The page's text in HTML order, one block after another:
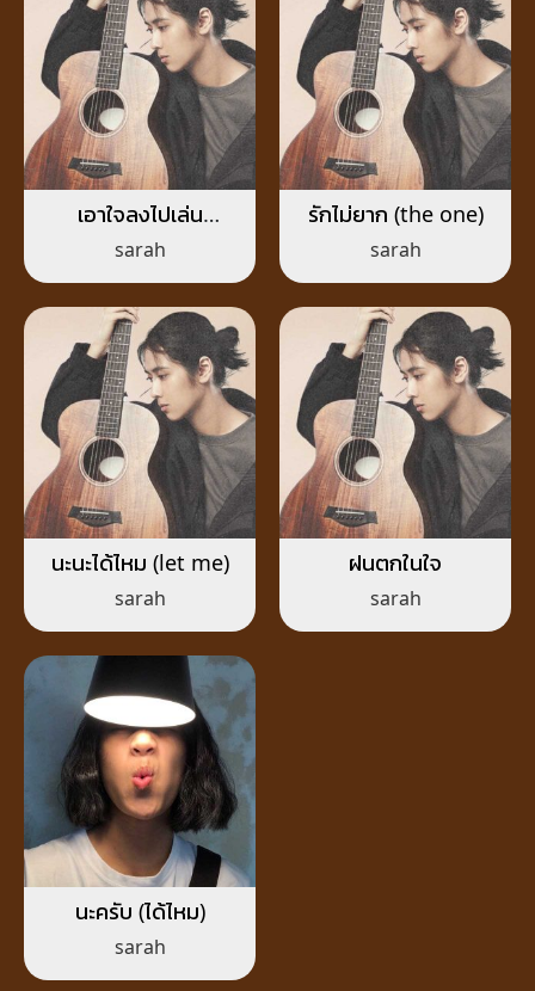
เอาใจลงไปเล่น
(GAMBLE)
sarah
รักไม่ยาก (the one)
sarah
นะนะได้ไหม (let me)
sarah
ฝนตกในใจ
sarah
นะครับ (ได้ไหม)
sarah